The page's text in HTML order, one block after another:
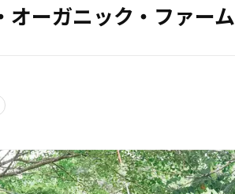
ーガニック・ファーム